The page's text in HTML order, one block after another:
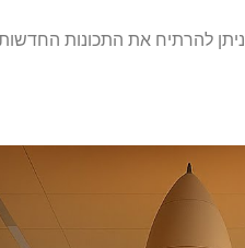
להרתיח את התכונות